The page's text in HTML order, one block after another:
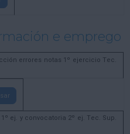
e emprego
errores notas 1º ejercicio Tec.
ej. y convocatoria 2º ej. Tec. Sup.